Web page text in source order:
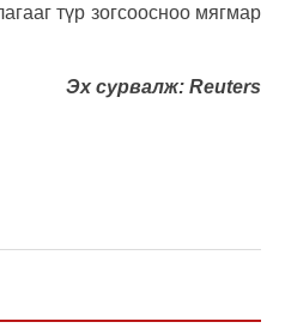
түр зогсоосноо мягмар
Эх сурвалж: Reuters